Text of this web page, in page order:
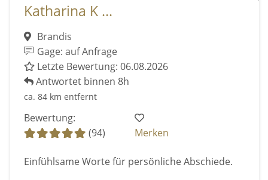
Katharina K ...
Brandis
Gage: auf Anfrage
Letzte Bewertung: 06.08.2026
Antwortet binnen 8h
ca. 84 km entfernt
Bewertung:
(94)
Merken
Einfühlsame Worte für persönliche Abschiede.